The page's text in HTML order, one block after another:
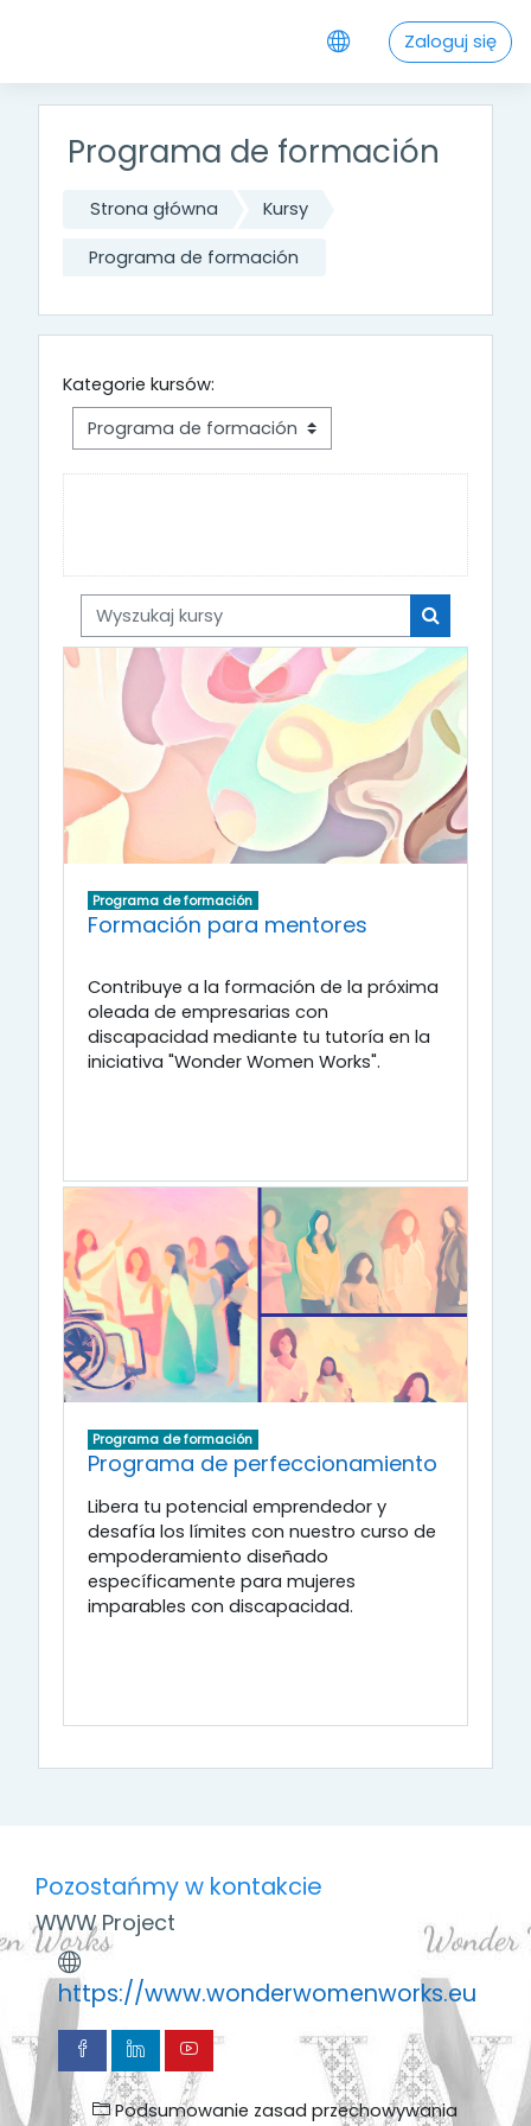
Zaloguj się
Programa de formación
Strona główna Kursy
Programa de formación
Kategorie kursów:
Wyszukaj kursy
Wyszukaj
Programa de formación
Formación para mentores
Contribuye a la formación de la próxima
oleada de empresarias con
discapacidad mediante tu tutoría en la
iniciativa "Wonder Women Works".
Programa de formación
Programa de perfeccionamiento
Libera tu potencial emprendedor y
desafía los límites con nuestro curso de
empoderamiento diseñado
específicamente para mujeres
imparables con discapacidad.
Pozostańmy w kontakcie
WWW Project
https://www.wonderwomenworks.eu
Podsumowanie zasad przechowywania